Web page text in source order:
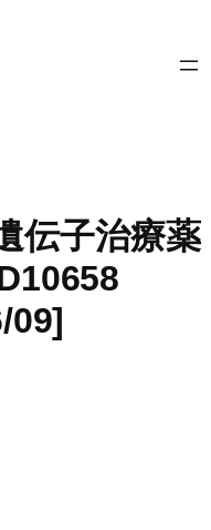
伝子治療薬
09]